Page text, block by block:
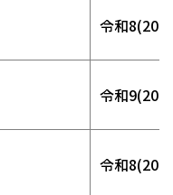
令和
令和
令和